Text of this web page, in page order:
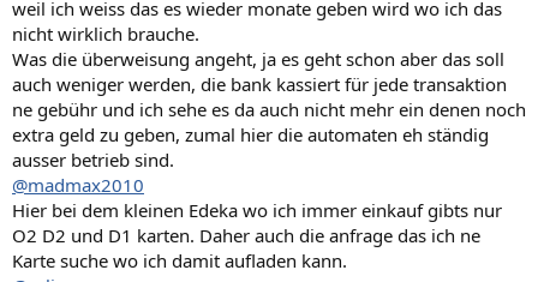
m
m
e
m
e
weil ich weiss das es wieder monate geben wird wo ich das
nicht wirklich brauche.
Was die überweisung angeht, ja es geht schon aber das soll
auch weniger werden, die bank kassiert für jede transaktion
ne gebühr und ich sehe es da auch nicht mehr ein denen noch
extra geld zu geben, zumal hier die automaten eh ständig
ausser betrieb sind.
@madmax2010
Hier bei dem kleinen Edeka wo ich immer einkauf gibts nur
O2 D2 und D1 karten. Daher auch die anfrage das ich ne
Karte suche wo ich damit aufladen kann.